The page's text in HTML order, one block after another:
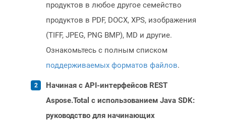
продуктов в любое другое семейство
продуктов в PDF, DOCX, XPS, изображения
(TIFF, JPEG, PNG BMP), MD и другие.
Ознакомьтесь с полным списком
поддерживаемых форматов файлов.
Начиная с API-интерфейсов REST
Aspose.Total с использованием Java SDK:
руководство для начинающих